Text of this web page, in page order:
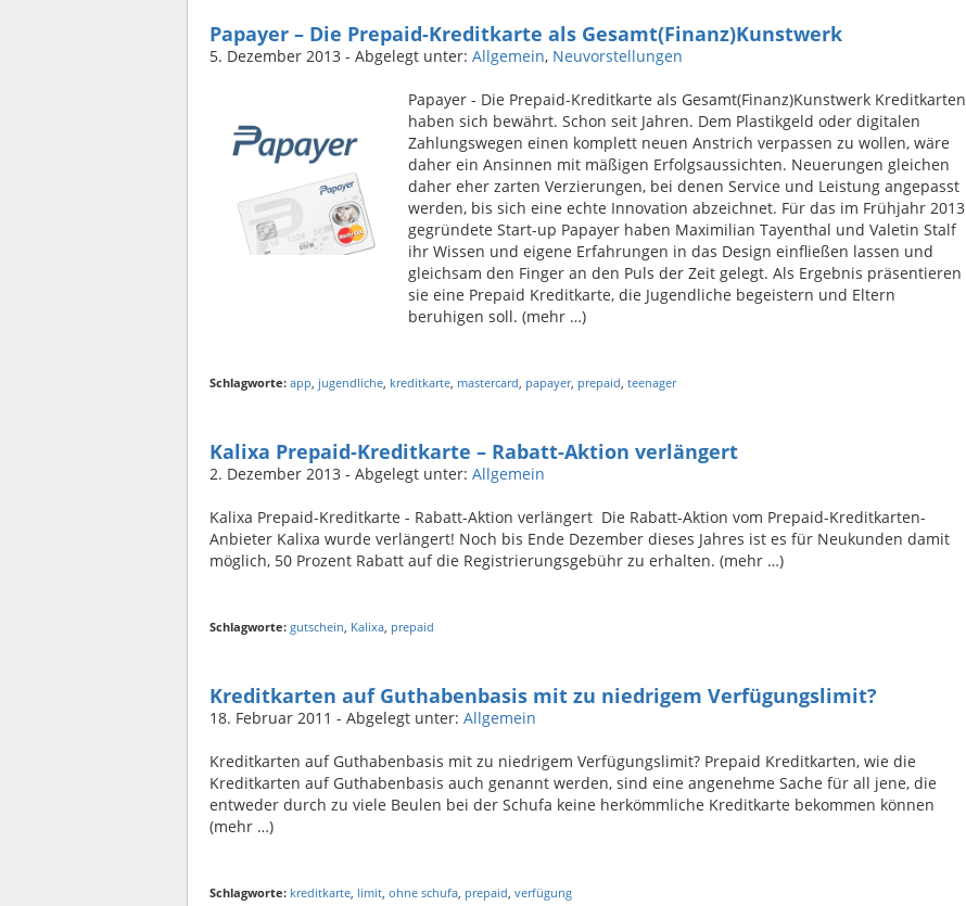
Papayer – Die Prepaid-Kreditkarte als Gesamt(Finanz)Kunstwerk
5. Dezember 2013 - Abgelegt unter: Allgemein, Neuvorstellungen
Papayer - Die Prepaid-Kreditkarte als Gesamt(Finanz)Kunstwerk Kreditkarten
haben sich bewährt. Schon seit Jahren. Dem Plastikgeld oder digitalen
Zahlungswegen einen komplett neuen Anstrich verpassen zu wollen, wäre
daher ein Ansinnen mit mäßigen Erfolgsaussichten. Neuerungen gleichen
daher eher zarten Verzierungen, bei denen Service und Leistung angepasst
werden, bis sich eine echte Innovation abzeichnet. Für das im Frühjahr 2013
gegründete Start-up Papayer haben Maximilian Tayenthal und Valetin Stalf
ihr Wissen und eigene Erfahrungen in das Design einfließen lassen und
gleichsam den Finger an den Puls der Zeit gelegt. Als Ergebnis präsentieren
sie eine Prepaid Kreditkarte, die Jugendliche begeistern und Eltern
beruhigen soll. (mehr …)
Schlagworte: app jugendliche kreditkarte mastercard papayer, prepaid teenager
Kalixa Prepaid-Kreditkarte – Rabatt-Aktion verlängert
2. Dezember 2013 - Abgelegt unter: Allgemein
Kalixa Prepaid-Kreditkarte - Rabatt-Aktion verlängert Die Rabatt-Aktion vom Prepaid-Kreditkarten-
Anbieter Kalixa wurde verlängert! Noch bis Ende Dezember dieses Jahres ist es für Neukunden damit
möglich, 50 Prozent Rabatt auf die Registrierungsgebühr zu erhalten. (mehr …)
Schlagworte: gutschein Kalixa prepaid
Kreditkarten auf Guthabenbasis mit zu niedrigem Verfügungslimit?
18. Februar 2011 - Abgelegt unter: Allgemein
Kreditkarten auf Guthabenbasis mit zu niedrigem Verfügungslimit? Prepaid Kreditkarten, wie die
Kreditkarten auf Guthabenbasis auch genannt werden, sind eine angenehme Sache für all jene, die
entweder durch zu viele Beulen bei der Schufa keine herkömmliche Kreditkarte bekommen können
(mehr …)
Schlagworte: kreditkarte limit ohne schufa prepaid verfügung